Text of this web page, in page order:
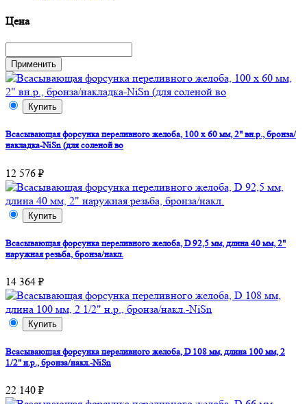
Цена
Купить
Всасывающая форсунка переливного желоба, 100 х 60 мм, 2" вн.р., бронза/
накладка-NiSn (для соленой во
12 576 ₽
Купить
Всасывающая форсунка переливного желоба, D 92,5 мм, длина 40 мм, 2"
наружная резьба, бронза/накл.
14 364 ₽
Купить
Всасывающая форсунка переливного желоба, D 108 мм, длина 100 мм, 2
1/2" н.р., бронза/накл.-NiSn
22 140 ₽